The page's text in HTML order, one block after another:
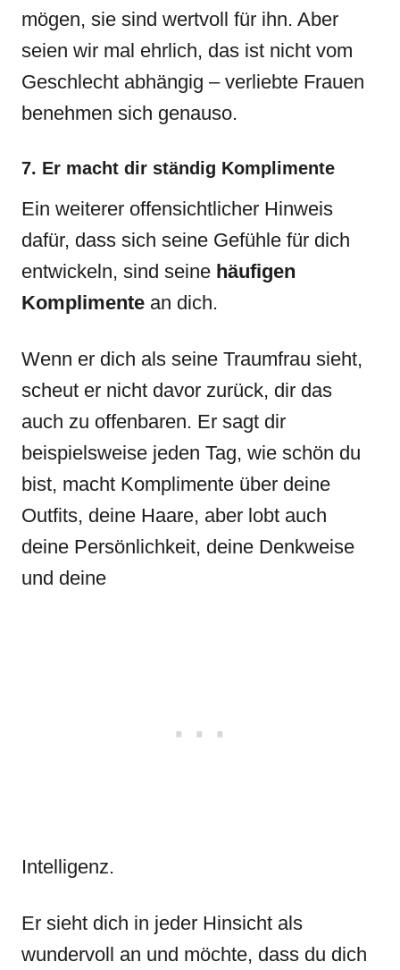
mögen, sie sind wertvoll für ihn. Aber
seien wir mal ehrlich, das ist nicht vom
Geschlecht abhängig – verliebte Frauen
benehmen sich genauso.
7. Er macht dir ständig Komplimente
Ein weiterer offensichtlicher Hinweis
dafür, dass sich seine Gefühle für dich
entwickeln, sind seine häufigen
Komplimente an dich.
Wenn er dich als seine Traumfrau sieht,
scheut er nicht davor zurück, dir das
auch zu offenbaren. Er sagt dir
beispielsweise jeden Tag, wie schön du
bist, macht Komplimente über deine
Outfits, deine Haare, aber lobt auch
deine Persönlichkeit, deine Denkweise
und deine
Intelligenz.
Er sieht dich in jeder Hinsicht als
wundervoll an und möchte, dass du dich